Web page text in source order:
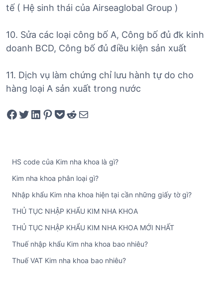
tế ( Hệ sinh thái của Airseaglobal Group )
10. Sửa các loại công bố A, Công bố đủ đk kinh
doanh BCD, Công bố đủ điều kiện sản xuất
11. Dịch vụ làm chứng chỉ lưu hành tự do cho
hàng loại A sản xuất trong nước
Share on Facebook Tweet on Twitter Share on LinkedIn Pin on Pinterest Save to pocket Share on Reddit Share via Email
HS code của Kim nha khoa là gì?
Kim nha khoa phân loại gì?
Nhập khẩu Kim nha khoa hiện tại cần những giấy tờ gì?
THỦ TỤC NHẬP KHẨU KIM NHA KHOA
THỦ TỤC NHẬP KHẨU KIM NHA KHOA MỚI NHẤT
Thuế nhập khẩu Kim nha khoa bao nhiêu?
Thuế VAT Kim nha khoa bao nhiêu?